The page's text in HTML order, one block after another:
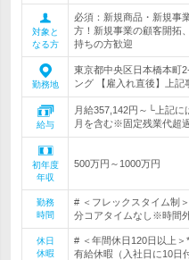
対象と
なる方
必須：新規商品・新規事
方！新規事業の顧客開拓
持ちの方歓迎
勤務地
東京都中央区日本橋本町
ング 【雇入れ直後】上記
給与
月給357,142円～└上記に
月を含む※固定残業代超
初年度
年収
500万円～1000万円
勤務
時間
# ＜フレックスタイム
分コアタイムなし※時間
休日
休暇
# ＜年間休日120日以上
有給休暇（入社日に10日